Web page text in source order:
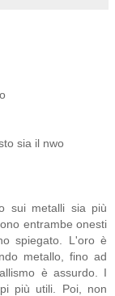
sia il nwo
sui metalli sia più
entrambe onesti
spiegato. L'oro è
metallo, fino ad
è assurdo. I
più utili. Poi, non